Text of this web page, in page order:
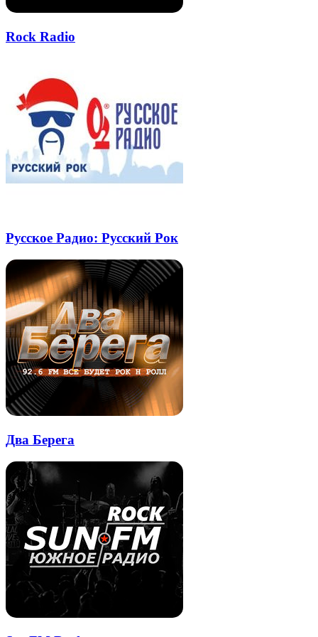
Rock Radio
Русское Радио: Русский Рок
Два Берега